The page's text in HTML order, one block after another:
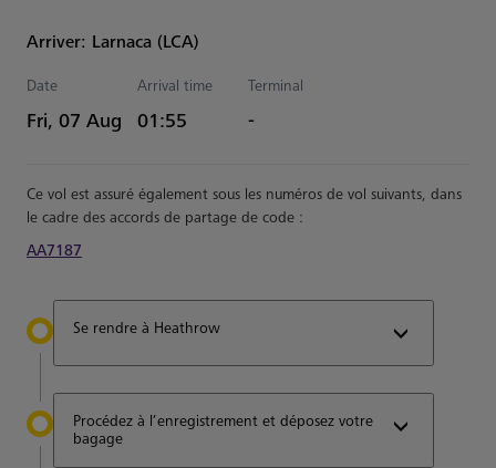
Arriver: Larnaca (LCA)
Date
Fri, 07 Aug
Arrival time
Estimated Heure
01:55
Terminal
-
Ce vol est assuré également sous les numéros de vol suivants, dans
le cadre des accords de partage de code :
AA7187
Se rendre à Heathrow
Procédez à l’enregistrement et déposez votre
bagage